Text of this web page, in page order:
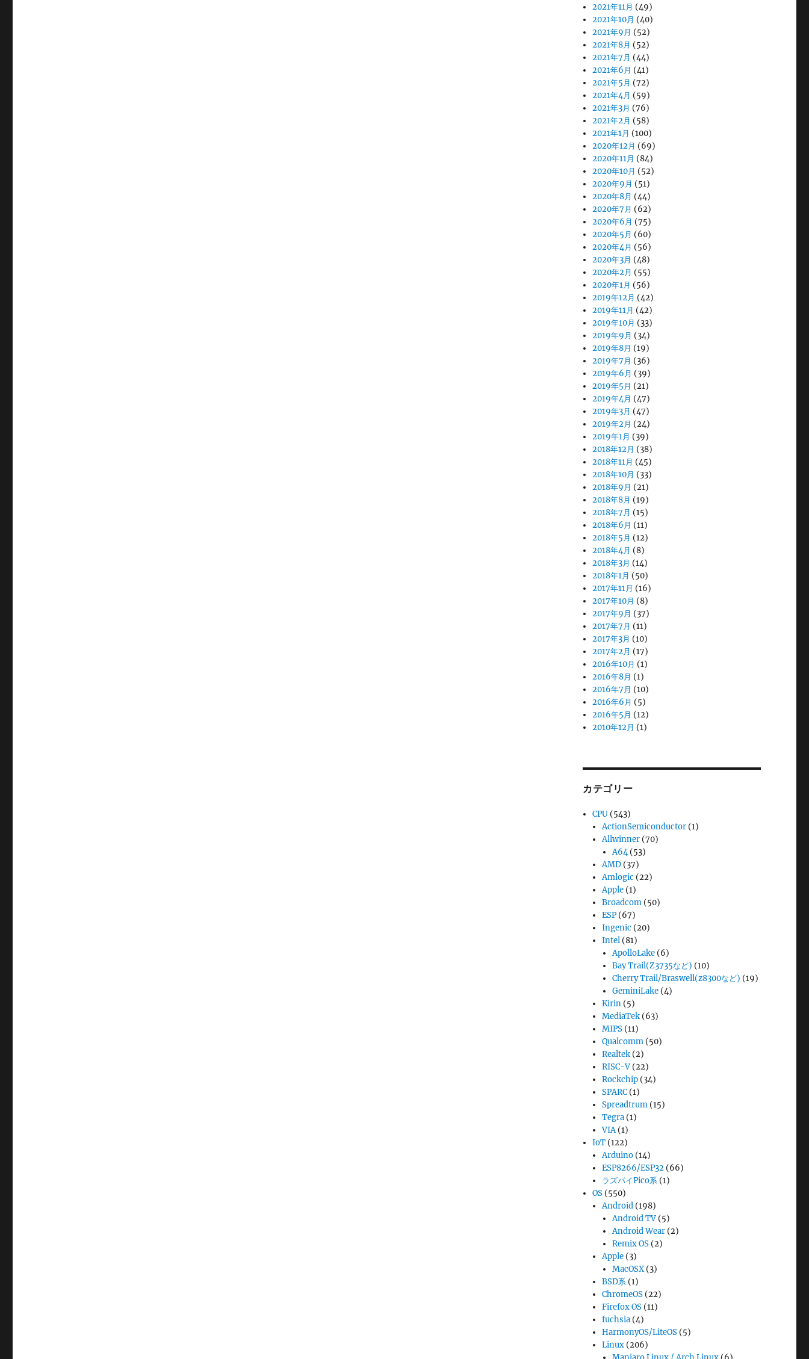
2021年11月 (49)
2021年10月 (40)
2021年9月 (52)
2021年8月 (52)
2021年7月 (44)
2021年6月 (41)
2021年5月 (72)
2021年4月 (59)
2021年3月 (76)
2021年2月 (58)
2021年1月 (100)
2020年12月 (69)
2020年11月 (84)
2020年10月 (52)
2020年9月 (51)
2020年8月 (44)
2020年7月 (62)
2020年6月 (75)
2020年5月 (60)
2020年4月 (56)
2020年3月 (48)
2020年2月 (55)
2020年1月 (56)
2019年12月 (42)
2019年11月 (42)
2019年10月 (33)
2019年9月 (34)
2019年8月 (19)
2019年7月 (36)
2019年6月 (39)
2019年5月 (21)
2019年4月 (47)
2019年3月 (47)
2019年2月 (24)
2019年1月 (39)
2018年12月 (38)
2018年11月 (45)
2018年10月 (33)
2018年9月 (21)
2018年8月 (19)
2018年7月 (15)
2018年6月 (11)
2018年5月 (12)
2018年4月 (8)
2018年3月 (14)
2018年1月 (50)
2017年11月 (16)
2017年10月 (8)
2017年9月 (37)
2017年7月 (11)
2017年3月 (10)
2017年2月 (17)
2016年10月 (1)
2016年8月 (1)
2016年7月 (10)
2016年6月 (5)
2016年5月 (12)
2010年12月 (1)
カテゴリー
CPU (543)
ActionSemiconductor (1)
Allwinner (70)
A64(53)
AMD (37)
Amlogic (22)
Apple (1)
Broadcom (50)
ESP (67)
Ingenic (20)
Intel (81)
ApolloLake(6)
Bay Trail(Z3735など) (10)
Cherry Trail/Braswell(z8300など) (19)
GeminiLake(4)
Kirin (5)
MediaTek (63)
MIPS (11)
Qualcomm (50)
Realtek (2)
RISC-V (22)
Rockchip (34)
SPARC (1)
Spreadtrum (15)
Tegra (1)
VIA(1)
IoT (122)
Arduino (14)
ESP8266/ESP32 (66)
ラズパイPico系 (1)
OS (550)
Android (198)
Android TV(5)
Android Wear(2)
Remix OS(2)
Apple (3)
MacOSX(3)
BSD系 (1)
ChromeOS (22)
Firefox OS (11)
fuchsia (4)
HarmonyOS/LiteOS (5)
Linux (206)